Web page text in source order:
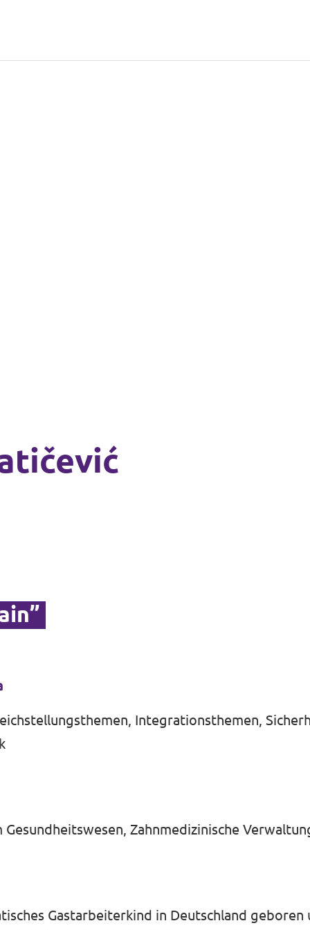
Integrationsthemen,
Zahnmedizinische
Gastarbeiterkind in Deutschland geboren